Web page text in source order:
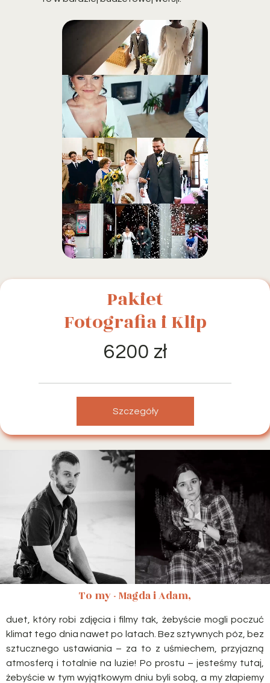
Pakiet
Fotografia i Klip
6200 zł
Szczegóły
To my - Magda i Adam,
duet, który robi zdjęcia i filmy tak, żebyście mogli poczuć
klimat tego dnia nawet po latach. Bez sztywnych póz, bez
sztucznego ustawiania – za to z uśmiechem, przyjazną
atmosferą i totalnie na luzie! Po prostu – jesteśmy tutaj,
żebyście w tym wyjątkowym dniu byli sobą, a my złapiemy